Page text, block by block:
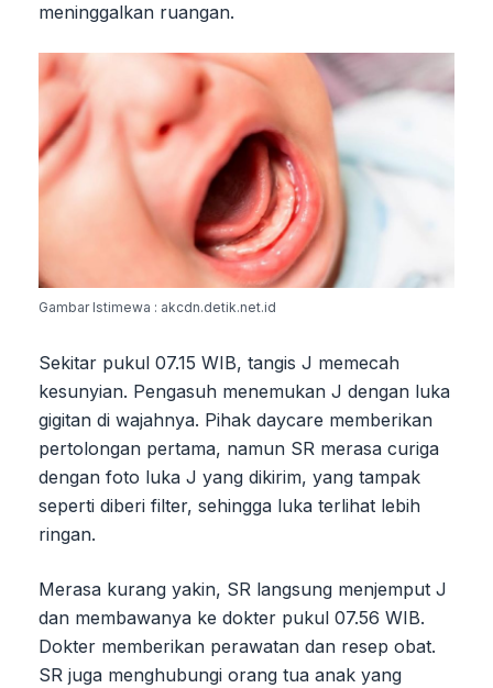
meninggalkan ruangan.
Gambar Istimewa : akcdn.detik.net.id
Sekitar pukul 07.15 WIB, tangis J memecah
kesunyian. Pengasuh menemukan J dengan luka
gigitan di wajahnya. Pihak daycare memberikan
pertolongan pertama, namun SR merasa curiga
dengan foto luka J yang dikirim, yang tampak
seperti diberi filter, sehingga luka terlihat lebih
ringan.
Merasa kurang yakin, SR langsung menjemput J
dan membawanya ke dokter pukul 07.56 WIB.
Dokter memberikan perawatan dan resep obat.
SR juga menghubungi orang tua anak yang